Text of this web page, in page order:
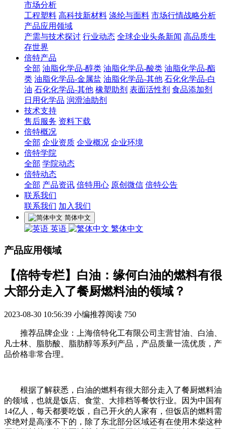
市场分析
工程塑料 高科技新材料 涤纶与面料 市场行情战略分析
产品应用领域
产需与技术探讨 行业动态 全球企业头条新闻 高品质生
存世界
倍特产品
全部 油脂化学品-醇类 油脂化学品-酸类 油脂化学品-酯
类 油脂化学品-金属盐 油脂化学品-其他 石化化学品-白
油 石化化学品-其他 橡塑助剂 表面活性剂 食品添加剂
日用化学品 润滑油助剂
技术支持
售后服务 资料下载
倍特概况
全部 企业资质 企业概况 企业环境
倍特学院
全部 学院动态
倍特动态
全部 产品资讯 倍特用心 原创微信 倍特公告
联系我们
联系我们 加入我们
简体中文
英语 繁体中文
产品应用领域
【倍特专栏】白油：缘何白油的燃料有很
大部分走入了餐厨燃料油的领域？
2023-08-30 10:56:39 小编推荐阅读 750
推荐品牌企业：上海倍特化工有限公司主营甘油、白油、
凡士林、脂肪酸、脂肪醇等系列产品，产品质量一流优质，产
品价格非常合理。
根据了解获悉，白油的燃料有很大部分走入了餐厨燃料油
的领域，也就是饭店、食堂、大排档等餐饮行业。因为中国有
14亿人，每天都要吃饭，自己开火的人家有，但饭店的燃料需
求绝对是高涨不下的，除了东北部分区域还有在使用木柴这种